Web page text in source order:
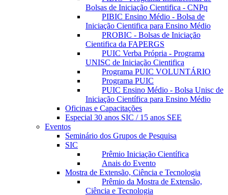
Bolsas de Iniciação Cientifica - CNPq
PIBIC Ensino Médio - Bolsa de
Iniciação Cientifica para Ensino Médio
PROBIC - Bolsas de Iniciação
Cientifica da FAPERGS
PUIC Verba Própria - Programa
UNISC de Iniciação Cientifica
Programa PUIC VOLUNTÁRIO
Programa PUIC
PUIC Ensino Médio - Bolsa Unisc de
Iniciação Científica para Ensino Médio
Oficinas e Capacitações
Especial 30 anos SIC / 15 anos SEE
Eventos
Seminário dos Grupos de Pesquisa
SIC
Prêmio Iniciação Científica
Anais do Evento
Mostra de Extensão, Ciência e Tecnologia
Prêmio da Mostra de Extensão,
Ciência e Tecnologia